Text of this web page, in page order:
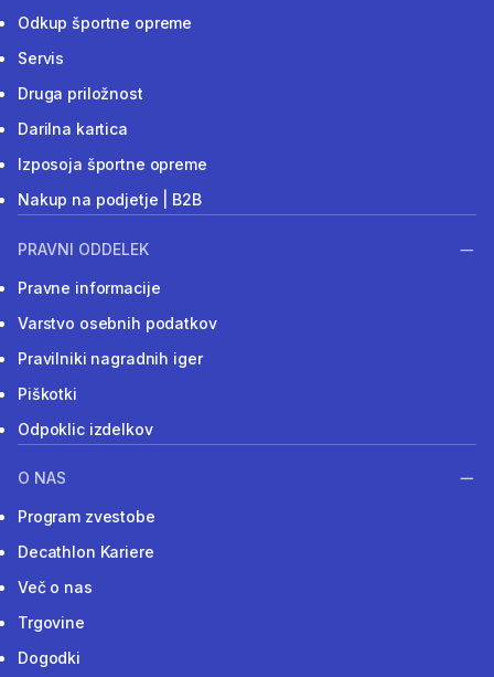
Odkup športne opreme
Servis
Druga priložnost
Darilna kartica
Izposoja športne opreme
Nakup na podjetje | B2B
PRAVNI ODDELEK
Pravne informacije
Varstvo osebnih podatkov
Pravilniki nagradnih iger
Piškotki
Odpoklic izdelkov
O NAS
Program zvestobe
Decathlon Kariere
Več o nas
Trgovine
Dogodki